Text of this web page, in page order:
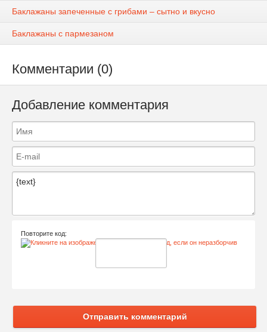
Баклажаны запеченные с грибами – сытно и вкусно
Баклажаны с пармезаном
Комментарии (0)
Добавление комментария
Повторите код:
Отправить комментарий